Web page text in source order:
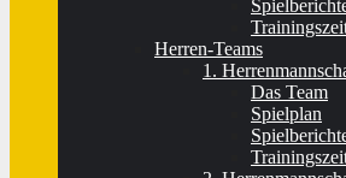
Herren-Teams
1.
Das Team
Spielplan